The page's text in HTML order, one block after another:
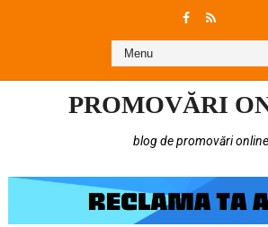
PROMOVĂRI
blog de promovări online